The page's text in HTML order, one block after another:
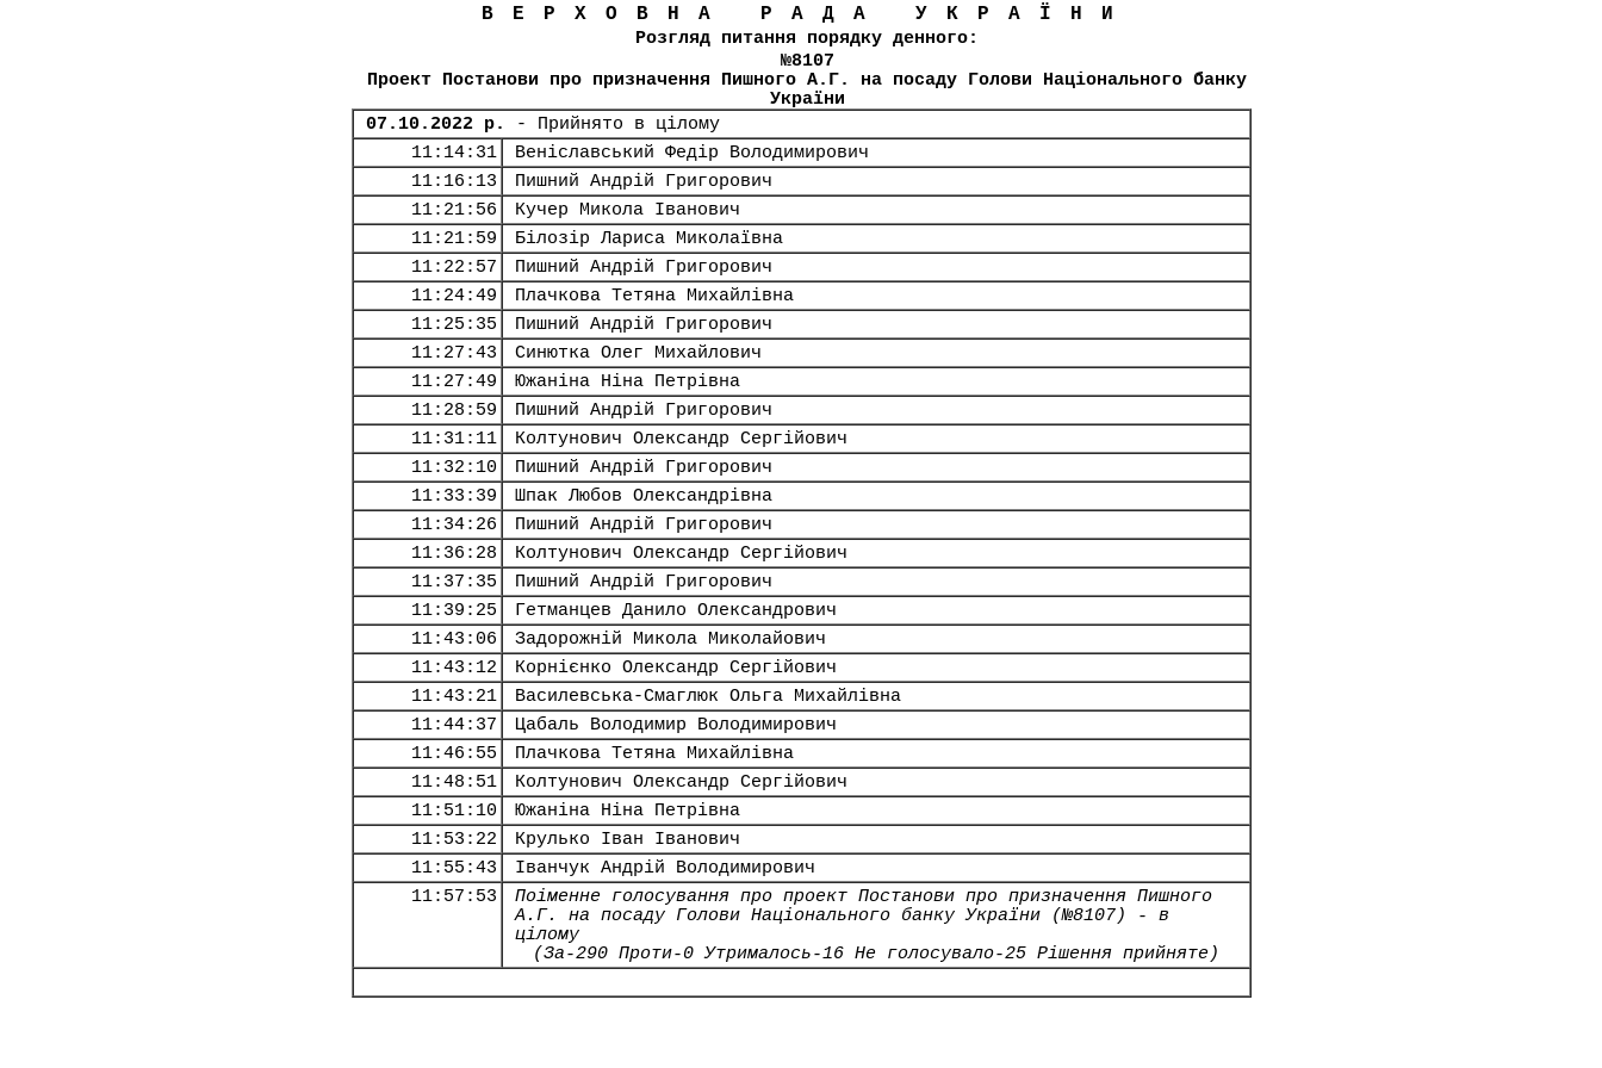
ВЕРХОВНА РАДА УКРАЇНИ
Розгляд питання порядку денного:
№8107
Проект Постанови про призначення Пишного А.Г. на посаду Голови Національного банку
України
07.10.2022 р.
- Прийнято в цілому
11:14:31
Веніславський Федір Володимирович
11:16:13
Пишний Андрій Григорович
11:21:56
Кучер Микола Іванович
11:21:59
Білозір Лариса Миколаївна
11:22:57
Пишний Андрій Григорович
11:24:49
Плачкова Тетяна Михайлівна
11:25:35
Пишний Андрій Григорович
11:27:43
Синютка Олег Михайлович
11:27:49
Южаніна Ніна Петрівна
11:28:59
Пишний Андрій Григорович
11:31:11
Колтунович Олександр Сергійович
11:32:10
Пишний Андрій Григорович
11:33:39
Шпак Любов Олександрівна
11:34:26
Пишний Андрій Григорович
11:36:28
Колтунович Олександр Сергійович
11:37:35
Пишний Андрій Григорович
11:39:25
Гетманцев Данило Олександрович
11:43:06
Задорожній Микола Миколайович
11:43:12
Корнієнко Олександр Сергійович
11:43:21
Василевська-Смаглюк Ольга Михайлівна
11:44:37
Цабаль Володимир Володимирович
11:46:55
Плачкова Тетяна Михайлівна
11:48:51
Колтунович Олександр Сергійович
11:51:10
Южаніна Ніна Петрівна
11:53:22
Крулько Іван Іванович
11:55:43
Іванчук Андрій Володимирович
11:57:53
Поіменне голосування про проект Постанови про призначення Пишного
А.Г. на посаду Голови Національного банку України (№8107) - в
цілому
(За-290 Проти-0 Утрималось-16 Не голосувало-25 Рішення прийняте)